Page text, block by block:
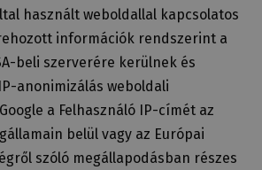
használt weboldallal kapcsolatos
információk rendszerint a
beli szerverére kerülnek és
anonimizálás weboldali
a Felhasználó IP-címét az
belül vagy az Európai
szóló megállapodásban részes